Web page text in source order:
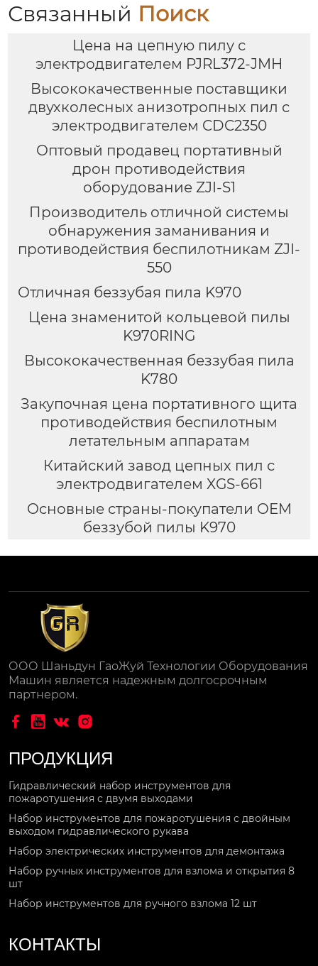
Связанный Поиск
Цена на цепную пилу с
электродвигателем PJRL372-JMH
Высококачественные поставщики
двухколесных анизотропных пил с
электродвигателем CDC2350
Оптовый продавец портативный
дрон противодействия
оборудование ZJI-S1
Производитель отличной системы
обнаружения заманивания и
противодействия беспилотникам ZJI-
550
Отличная беззубая пила K970
Цена знаменитой кольцевой пилы
K970RING
Высококачественная беззубая пила
K780
Закупочная цена портативного щита
противодействия беспилотным
летательным аппаратам
Китайский завод цепных пил с
электродвигателем XGS-661
Основные страны-покупатели OEM
беззубой пилы K970
ООО Шаньдун ГаоЖуй Технологии Оборудования
Машин является надежным долгосрочным
партнером.
   
ПРОДУКЦИЯ
Гидравлический набор инструментов для
пожаротушения с двумя выходами
Набор инструментов для пожаротушения с двойным
выходом гидравлического рукава
Набор электрических инструментов для демонтажа
Набор ручных инструментов для взлома и открытия 8
шт
Набор инструментов для ручного взлома 12 шт
КОНТАКТЫ